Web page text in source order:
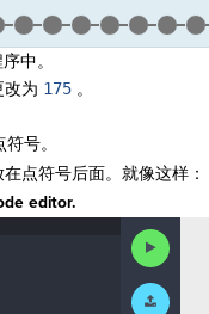
中。
为 175。
符号。
点符号后面。就像这样：
editor.
Run
Code
Submit
Work